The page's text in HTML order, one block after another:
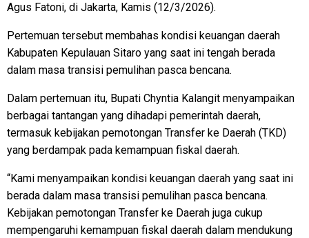
Agus Fatoni, di Jakarta, Kamis (12/3/2026).
Pertemuan tersebut membahas kondisi keuangan daerah
Kabupaten Kepulauan Sitaro yang saat ini tengah berada
dalam masa transisi pemulihan pasca bencana.
Dalam pertemuan itu, Bupati Chyntia Kalangit menyampaikan
berbagai tantangan yang dihadapi pemerintah daerah,
termasuk kebijakan pemotongan Transfer ke Daerah (TKD)
yang berdampak pada kemampuan fiskal daerah.
“Kami menyampaikan kondisi keuangan daerah yang saat ini
berada dalam masa transisi pemulihan pasca bencana.
Kebijakan pemotongan Transfer ke Daerah juga cukup
mempengaruhi kemampuan fiskal daerah dalam mendukung